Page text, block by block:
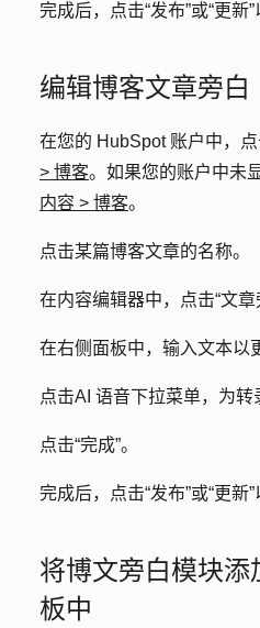
完成后，点击“发布”或“更新”
编辑博客文章旁白
在您的 HubSpot 账户中，点
> 博客。如果您的账户中未
内容 > 博客。
点击某篇博客文章的名称。
在内容编辑器中，点击“文
在右侧面板中，输入文本以
点击AI 语音 下拉菜单，为
点击“完成”。
完成后，点击“发布”或“更新”
将博文旁白模块添
板中